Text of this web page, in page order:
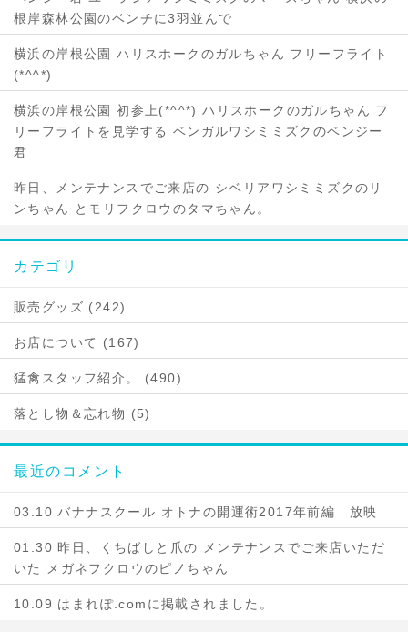
根岸森林公園のベンチに3羽並んで
横浜の岸根公園 ハリスホークのガルちゃん フリーフライト
(*^^*)
横浜の岸根公園 初参上(*^^*) ハリスホークのガルちゃん フ
リーフライトを見学する ベンガルワシミミズクのベンジー
君
昨日、メンテナンスでご来店の シベリアワシミミズクのリ
ンちゃん とモリフクロウのタマちゃん。
カテゴリ
販売グッズ (242)
お店について (167)
猛禽スタッフ紹介。 (490)
落とし物＆忘れ物 (5)
最近のコメント
03.10 バナナスクール オトナの開運術2017年前編 放映
01.30 昨日、くちばしと爪の メンテナンスでご来店いただ
いた メガネフクロウのピノちゃん
10.09 はまれぽ.comに掲載されました。